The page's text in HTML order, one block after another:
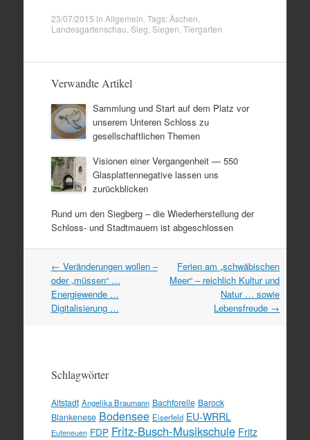
23/07/2015 in Allgemein . Tags:Äschen
Landesgartenschau Sieg Siegen Tiergarten
Verwandte Artikel
Sammlung und Start auf dem Platz vor
unserem Unteren Schloss zu
gesellschaftlichen Themen
Visionen einer Vergangenheit — 550
Glasplattennegative lassen uns
zurückblicken
Rund um den Siegberg – die Wiederherstellung der
Schloss- und Stadtmauern ist abgeschlossen
Artikel
Navigation
← Veränderungen wollen –
oder „müssen“ …
Energiewende …
Digitalisierung …
Ferien am „schwäbischen
Meer“ – reichlich Kultur und
Natur … sowie
Lebensfreude →
Schlagwörter
Altstadt Angelika Braumann Bachforelle Barock
Blankenese Bodensee Eiserfeld EU-WRRL
Euteneuen FDP Fritz-Busch-Musikschule Fritz